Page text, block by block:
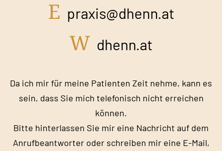
E praxis@dhenn.at
W dhenn.at
Da ich mir für meine Patienten Zeit nehme, kann es
sein, dass Sie mich telefonisch nicht erreichen
können.
Bitte hinterlassen Sie mir eine Nachricht auf dem
Anrufbeantworter oder schreiben mir eine E-Mail,